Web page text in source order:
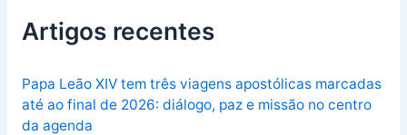
Artigos recentes
Papa Leão XIV tem três viagens apostólicas marcadas
até ao final de 2026: diálogo, paz e missão no centro
da agenda